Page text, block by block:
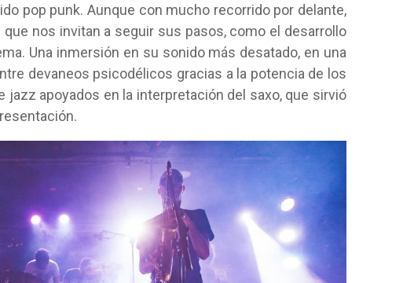
pop punk. Aunque con mucho recorrido por delante,
nos invitan a seguir sus pasos, como el desarrollo
Una inmersión en su sonido más desatado, en una
devaneos psicodélicos gracias a la potencia de los
apoyados en la interpretación del saxo, que sirvió